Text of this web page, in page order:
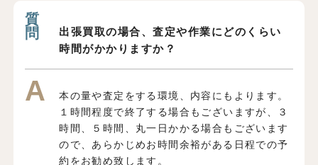
出張買取の場合、査定や作業にどのくらい
時間がかかりますか？
本の量や査定をする環境、内容にもよります。
１時間程度で終了する場合もございますが、３
時間、５時間、丸一日かかる場合もございます
ので、あらかじめお時間余裕がある日程での予
約をお勧め致します。